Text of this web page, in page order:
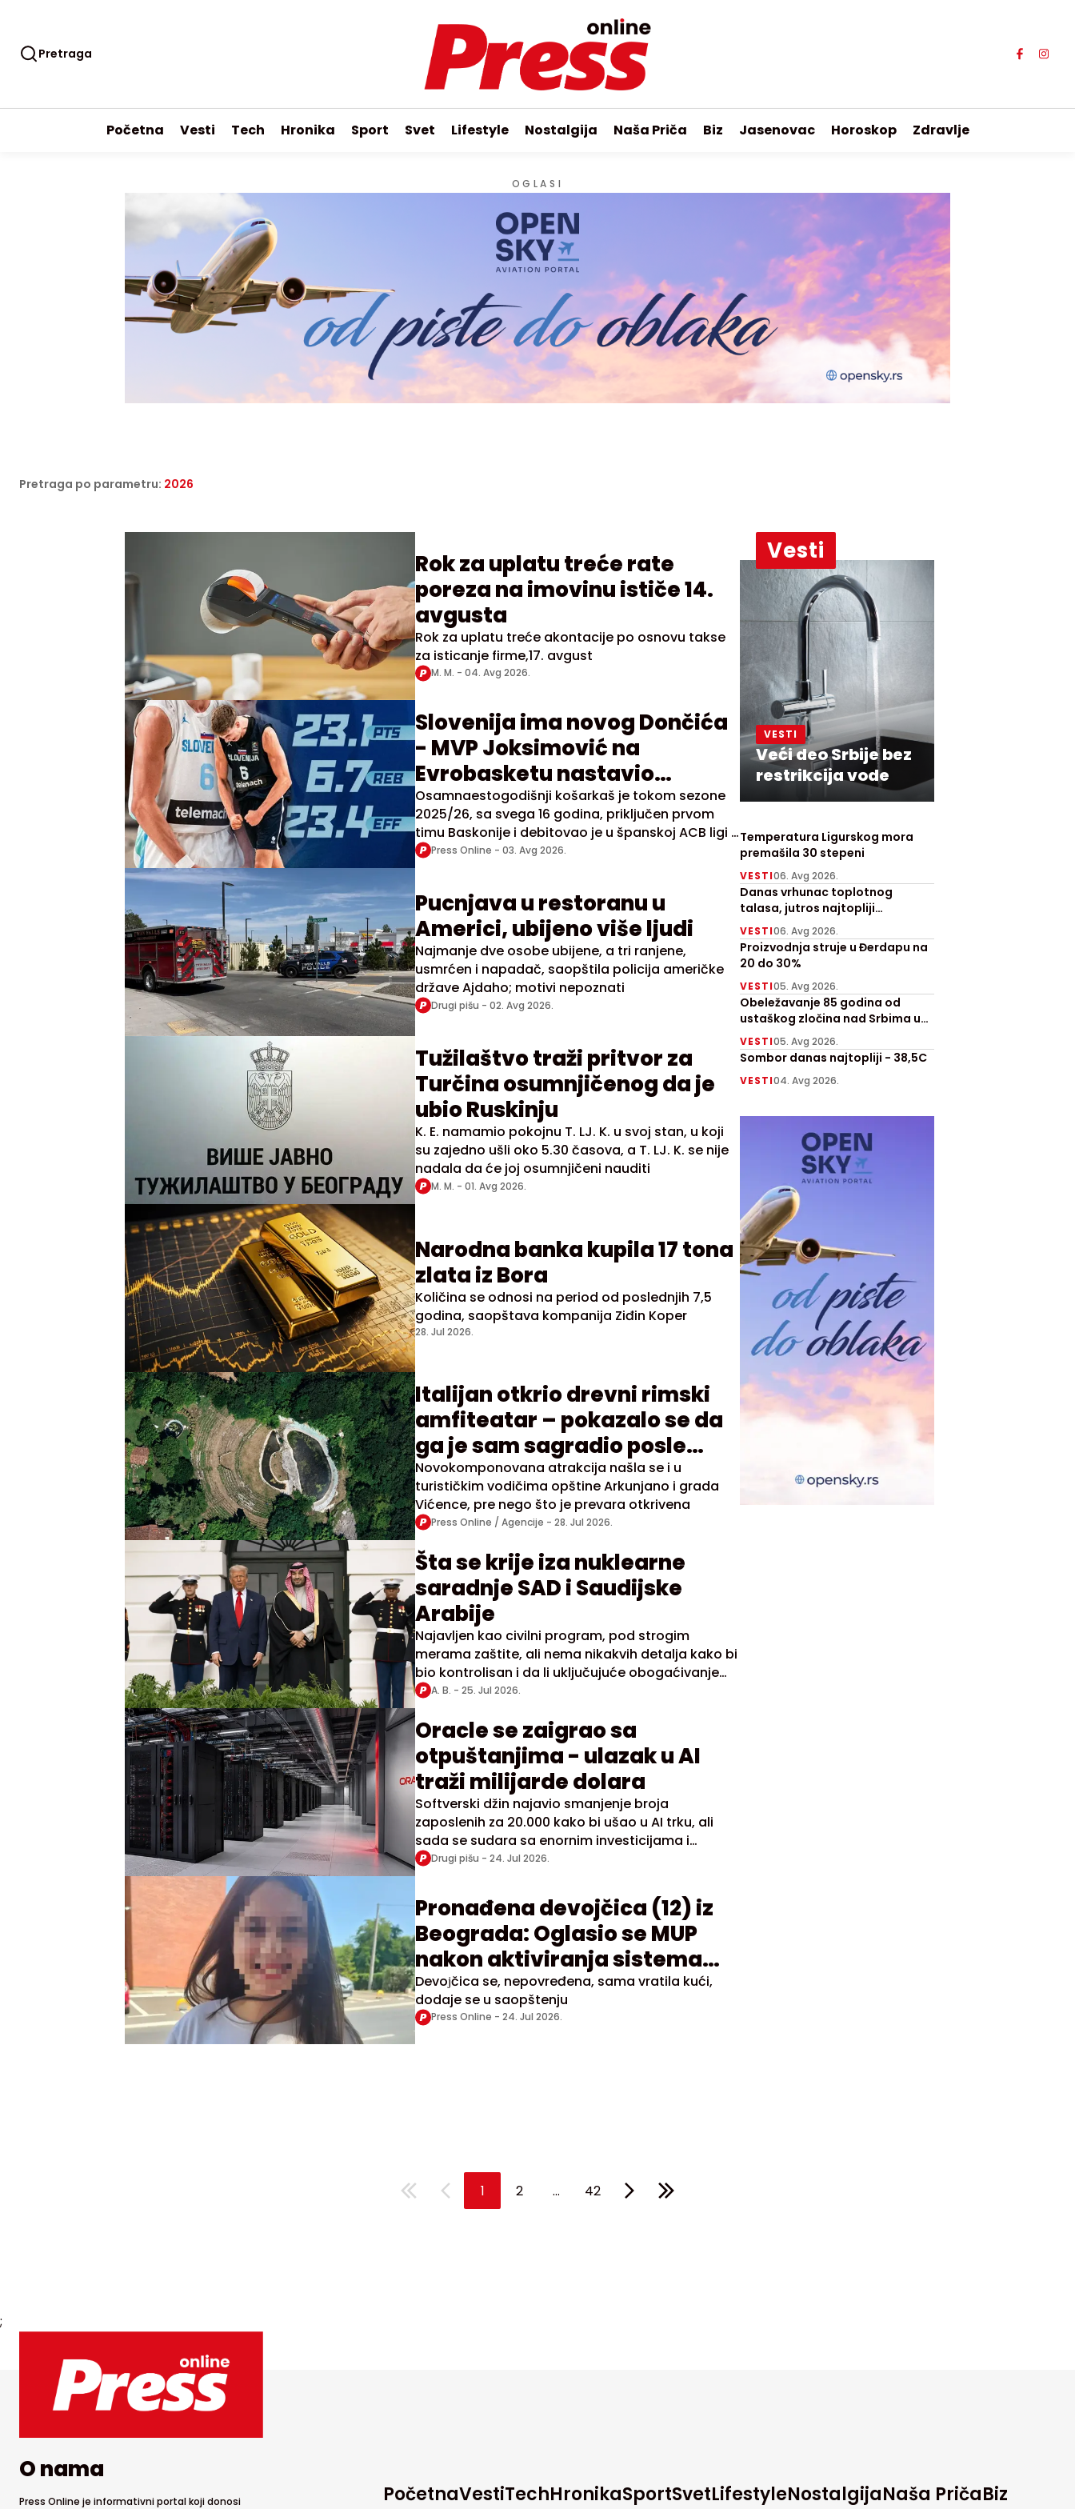
Pretraga
Početna Vesti Tech Hronika Sport Svet Lifestyle Nostalgija Naša Priča Biz Jasenovac Horoskop Zdravlje
OGLASI
Pretraga po parametru: 2026
Rok za uplatu treće rate
poreza na imovinu ističe 14.
avgusta
Rok za uplatu treće akontacije po osnovu takse
za isticanje firme,17. avgust
M. M. - 04. Avg 2026.
Slovenija ima novog Dončića
- MVP Joksimović na
Evrobasketu nastavio
vrtoglavi uspon
Osamnaestogodišnji košarkaš je tokom sezone
2025/26, sa svega 16 godina, priključen prvom
timu Baskonije i debitovao je u španskoj ACB ligi i
Evroligi.
Press Online - 03. Avg 2026.
Pucnjava u restoranu u
Americi, ubijeno više ljudi
Najmanje dve osobe ubijene, a tri ranjene,
usmrćen i napadač, saopštila policija američke
države Ajdaho; motivi nepoznati
Drugi pišu - 02. Avg 2026.
Tužilaštvo traži pritvor za
Turčina osumnjičenog da je
ubio Ruskinju
K. E. namamio pokojnu T. LJ. K. u svoj stan, u koji
su zajedno ušli oko 5.30 časova, a T. LJ. K. se nije
nadala da će joj osumnjičeni nauditi
M. M. - 01. Avg 2026.
Narodna banka kupila 17 tona
zlata iz Bora
Količina se odnosi na period od poslednjih 7,5
godina, saopštava kompanija Ziđin Koper
28. Jul 2026.
Italijan otkrio drevni rimski
amfiteatar – pokazalo se da
ga je sam sagradio posle
2010. godine
Novokomponovana atrakcija našla se i u
turističkim vodičima opštine Arkunjano i grada
Vićence, pre nego što je prevara otkrivena
Press Online / Agencije - 28. Jul 2026.
Šta se krije iza nuklearne
saradnje SAD i Saudijske
Arabije
Najavljen kao civilni program, pod strogim
merama zaštite, ali nema nikakvih detalja kako bi
bio kontrolisan i da li uključujuće obogaćivanje
uranijuma
A. B. - 25. Jul 2026.
Oracle se zaigrao sa
otpuštanjima - ulazak u AI
traži milijarde dolara
Softverski džin najavio smanjenje broja
zaposlenih za 20.000 kako bi ušao u AI trku, ali
sada se sudara sa enornim investicijama i
bankarskim garancijama
Drugi pišu - 24. Jul 2026.
Pronađena devojčica (12) iz
Beograda: Oglasio se MUP
nakon aktiviranja sistema
"Pronađi me"
Devoјčica se, nepovređena, sama vratila kući,
dodaje se u saopštenju
Press Online - 24. Jul 2026.
Vesti
VESTI
Veći deo Srbije bez
restrikcija vode
Temperatura Ligurskog mora
premašila 30 stepeni
VESTI06. Avg 2026.
Danas vrhunac toplotnog
talasa, jutros najtopliji
Zrenjanjin sa 30 stepeni
VESTI06. Avg 2026.
Proizvodnja struje u Đerdapu na
20 do 30%
VESTI05. Avg 2026.
Obeležavanje 85 godina od
ustaškog zločina nad Srbima u
Prebilovcima
VESTI05. Avg 2026.
Sombor danas najtopliji - 38,5C
VESTI04. Avg 2026.
1 2 ... 42
;
O nama
Press Online je informativni portal koji donosi PočetnaVestiTechHronikaSportSvetLifestyleNostalgijaNaša PričaBiz